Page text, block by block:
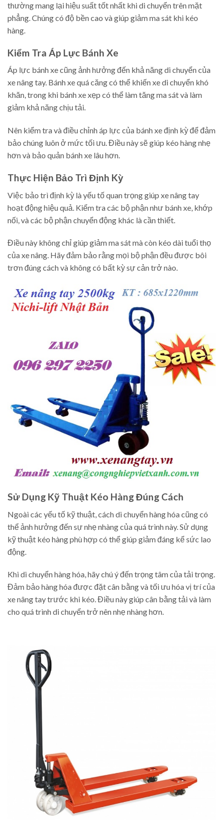
thường mang lại hiệu suất tốt nhất khi di chuyển trên mặt
phẳng. Chúng có độ bền cao và giúp giảm ma sát khi kéo
hàng.
Kiểm Tra Áp Lực Bánh Xe
Áp lực bánh xe cũng ảnh hưởng đến khả năng di chuyển của
xe nâng tay. Bánh xe quá căng có thể khiến xe di chuyển khó
khăn, trong khi bánh xe xẹp có thể làm tăng ma sát và làm
giảm khả năng chịu tải.
Nên kiểm tra và điều chỉnh áp lực của bánh xe định kỳ để đảm
bảo chúng luôn ở mức tối ưu. Điều này sẽ giúp kéo hàng nhẹ
hơn và bảo quản bánh xe lâu hơn.
Thực Hiện Bảo Trì Định Kỳ
Việc bảo trì định kỳ là yếu tố quan trọng giúp xe nâng tay
hoạt động hiệu quả. Kiểm tra các bộ phận như bánh xe, khớp
nối, và các bộ phận chuyển động khác là cần thiết.
Điều này không chỉ giúp giảm ma sát mà còn kéo dài tuổi thọ
của xe nâng. Hãy đảm bảo rằng mọi bộ phận đều được bôi
trơn đúng cách và không có bất kỳ sự cản trở nào.
Sử Dụng Kỹ Thuật Kéo Hàng Đúng Cách
Ngoài các yếu tố kỹ thuật, cách di chuyển hàng hóa cũng có
thể ảnh hưởng đến sự nhẹ nhàng của quá trình này. Sử dụng
kỹ thuật kéo hàng phù hợp có thể giúp giảm đáng kể sức lao
động.
Khi di chuyển hàng hóa, hãy chú ý đến trọng tâm của tải trọng.
Đảm bảo hàng hóa được đặt cân bằng và tối ưu hóa vị trí của
xe nâng tay trước khi kéo. Điều này giúp cân bằng tải và làm
cho quá trình di chuyển trở nên nhẹ nhàng hơn.